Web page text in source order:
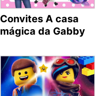
Convites A casa
mágica da Gabby